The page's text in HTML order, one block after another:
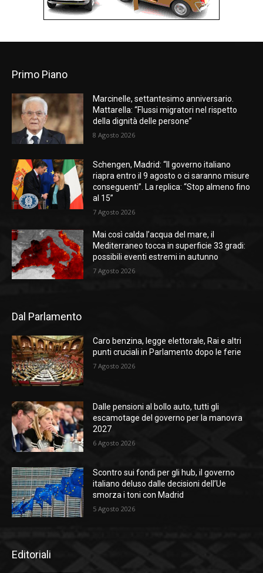
Primo Piano
Marcinelle, settantesimo anniversario.
Mattarella: “Flussi migratori nel rispetto
della dignità delle persone”
8 Agosto 2026
Schengen, Madrid: “Il governo italiano
riapra entro il 9 agosto o ci saranno misure
conseguenti”. La replica: “Stop almeno fino
al 15”
7 Agosto 2026
Mai così calda l’acqua del mare, il
Mediterraneo tocca in superficie 33 gradi:
possibili eventi estremi in autunno
7 Agosto 2026
Dal Parlamento
Caro benzina, legge elettorale, Rai e altri
punti cruciali in Parlamento dopo le ferie
7 Agosto 2026
Dalle pensioni al bollo auto, tutti gli
escamotage del governo per la manovra
2027
6 Agosto 2026
Scontro sui fondi per gli hub, il governo
italiano deluso dalle decisioni dell’Ue
smorza i toni con Madrid
5 Agosto 2026
Editoriali